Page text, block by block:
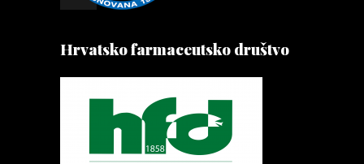
Hrvatsko farmaceutsko društvo